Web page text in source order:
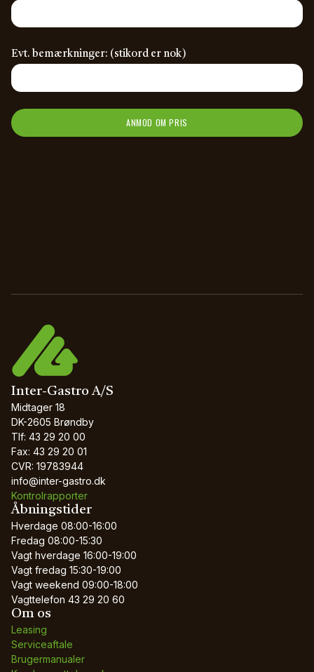
Evt. bemærkninger: (stikord er nok)
ANMOD OM PRIS
Inter-Gastro A/S
Midtager 18
DK-2605 Brøndby
Tlf: 43 29 20 00
Fax: 43 29 20 01
CVR: 19783944
info@inter-gastro.dk
Kontrolrapporter
Åbningstider
Hverdage 08:00-16:00
Fredag 08:00-15:30
Vagt hverdage 16:00-19:00
Vagt fredag 15:30-19:00
Vagt weekend 09:00-18:00
Vagttelefon 43 29 20 60
Om os
Leasing
Serviceaftale
Brugermanualer